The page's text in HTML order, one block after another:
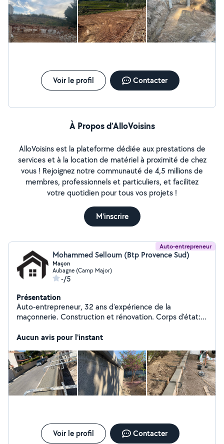
Voir le profil Contacter
À Propos d’AlloVoisins
AlloVoisins est la plateforme dédiée aux prestations de
services et à la location de matériel à proximité de chez
vous ! Rejoignez notre communauté de 4,5 millions de
membres, professionnels et particuliers, et facilitez
votre quotidien pour tous vos projets !
M'inscrire
Auto-entrepreneur
Mohammed Selloum (Btp Provence Sud)
Maçon
Aubagne (Camp Major)
-/5
Présentation
Auto-entrepreneur, 32 ans d'expérience de la
maçonnerie. Construction et rénovation. Corps d'état:
clôture et rénovation tout type de bien.
Aucun avis pour l'instant
Voir le profil Contacter